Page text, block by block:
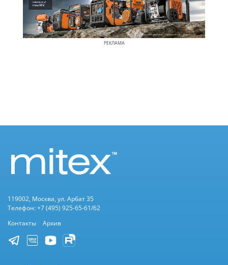
РЕКЛАМА
119002, Москва, ул. Арбат 35
Телефон: +7 (495) 925-65-61/62
Контакты
Архив